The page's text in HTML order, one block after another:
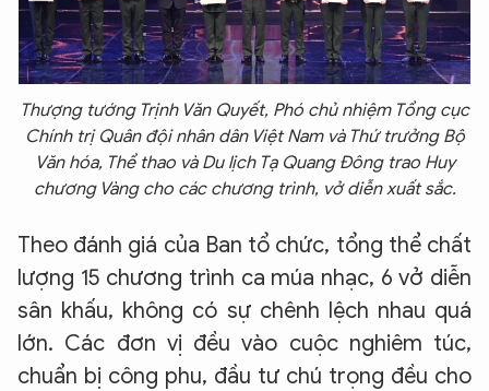
Thượng tướng Trịnh Văn Quyết, Phó chủ nhiệm Tổng cục
Chính trị Quân đội nhân dân Việt Nam và Thứ trưởng Bộ
Văn hóa, Thể thao và Du lịch Tạ Quang Đông trao Huy
chương Vàng cho các chương trình, vở diễn xuất sắc.
Theo đánh giá của Ban tổ chức, tổng thể chất
lượng 15 chương trình ca múa nhạc, 6 vở diễn
sân khấu, không có sự chênh lệch nhau quá
lớn. Các đơn vị đều vào cuộc nghiêm túc,
chuẩn bị công phu, đầu tư chú trọng đều cho